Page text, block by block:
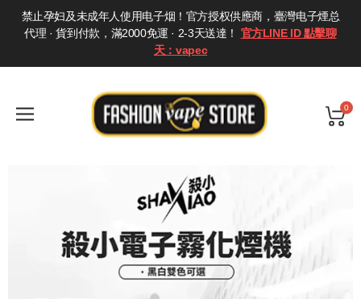
禁止孕妇及未成年人使用电子烟！官方授权供應商，臺灣电子煙总
代理 · 貨到付款，滿2000免運 · 2-3天送達！ 官方LINE ID 點擊聊
天：vapec
0